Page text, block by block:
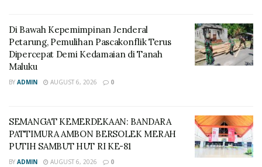
Di Bawah Kepemimpinan Jenderal
Petarung, Pemulihan Pascakonflik Terus
Dipercepat Demi Kedamaian di Tanah
Maluku
BY ADMIN AUGUST 6, 2026 0
SEMANGAT KEMERDEKAAN: BANDARA
PATTIMURA AMBON BERSOLEK MERAH
PUTIH SAMBUT HUT RI KE-81
BY ADMIN AUGUST 6, 2026 0